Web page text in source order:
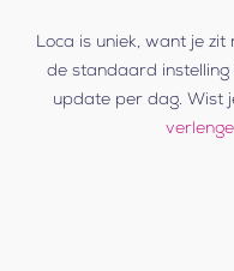
Loca is uniek, want je
de standaard instelling
update per dag. Wist